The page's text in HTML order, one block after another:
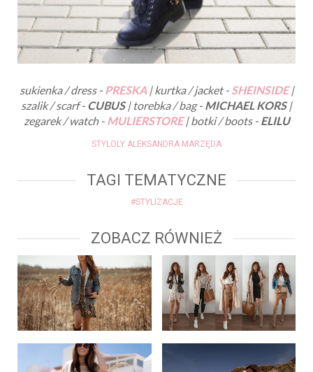
sukienka / dress - PRESKA| kurtka / jacket - SHEINSIDE|
szalik / scarf - CUBUS| torebka / bag - MICHAEL KORS|
zegarek / watch - MULIERSTORE| botki / boots - ELILU
STYLOLY ALEKSANDRA MARZĘDA
TAGI TEMATYCZNE
#STYLIZACJE
ZOBACZ RÓWNIEŻ